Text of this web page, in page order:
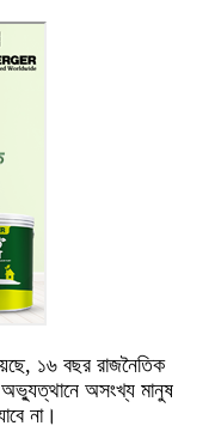
১৬ বছর রাজনৈতিক
অভ্যুত্থানে অসংখ্য মানুষ
না।